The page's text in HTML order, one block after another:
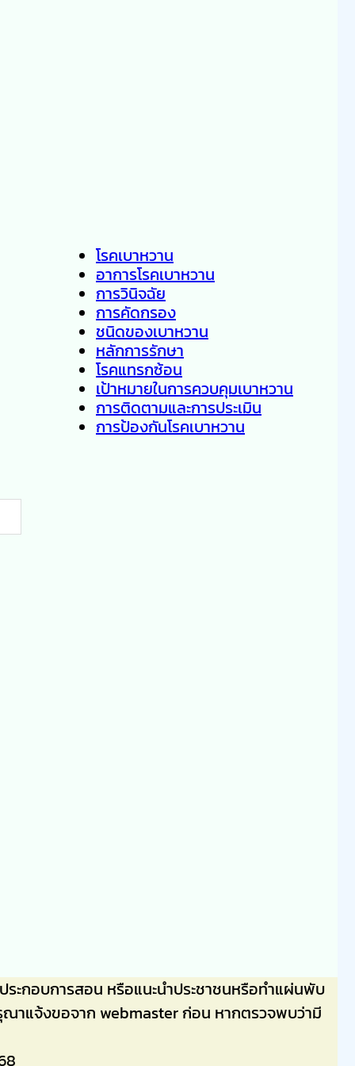
โรคเบาหวาน
อาการโรคเบาหวาน
การวินิจฉัย
การคัดกรอง
ชนิดของเบาหวาน
หลักการรักษา
โรคแทรกซ้อน
เป้าหมายในการควบคุมเบาหวาน
การติดตามและการประเมิน
การป้องกันโรคเบาหวาน
ะกอบการสอน หรือแนะนำประชาชนหรือทำแผ่นพับ
าแจ้งขอจาก webmaster ก่อน หากตรวจพบว่ามี